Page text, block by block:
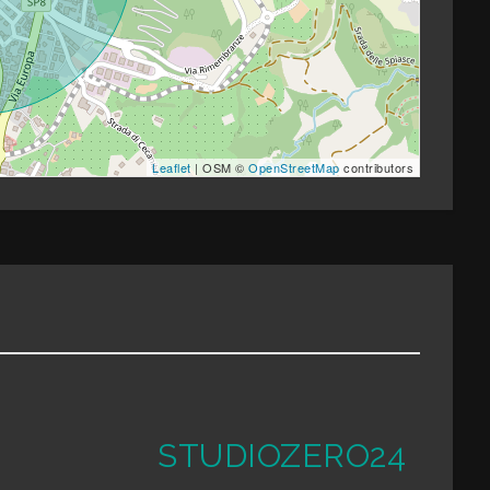
Leaflet | OSM ©OpenStreetMap contributors
STUDIOZERO24